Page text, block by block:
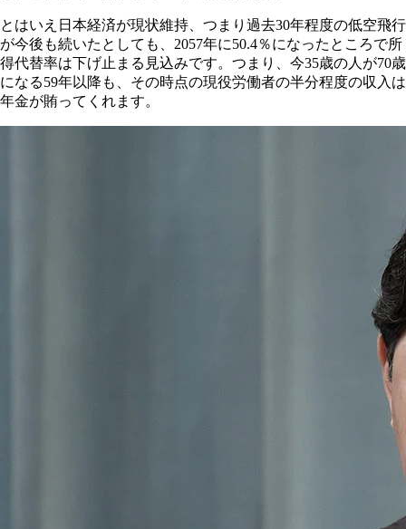
とはいえ日本経済が現状維持、つまり過去30年程度の低空飛行
が今後も続いたとしても、2057年に50.4％になったところで所
得代替率は下げ止まる見込みです。つまり、今35歳の人が70歳
になる59年以降も、その時点の現役労働者の半分程度の収入は
年金が賄ってくれます。